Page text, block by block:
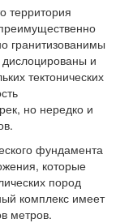
территория
гранитизованимы
и
тектонических
но нередко и
фундамента
которые
пород
комплекс имеет
метров.